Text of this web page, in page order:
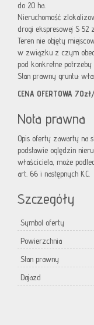
do 20 ha.
Nieruchomość
drogi ekspresowej S 52
Teren nie objęty
w związku z czym
pod konkretne potrzeby
Stan prawny gruntu:
CENA OFERTOWA
Nota prawna
Opis oferty zawarty na
podstawie oględzin
właściciela, może
art. 66 i następnych K.C.
Szczegóły
Symbol oferty
Powierzchnia
Stan prawny
Dojazd